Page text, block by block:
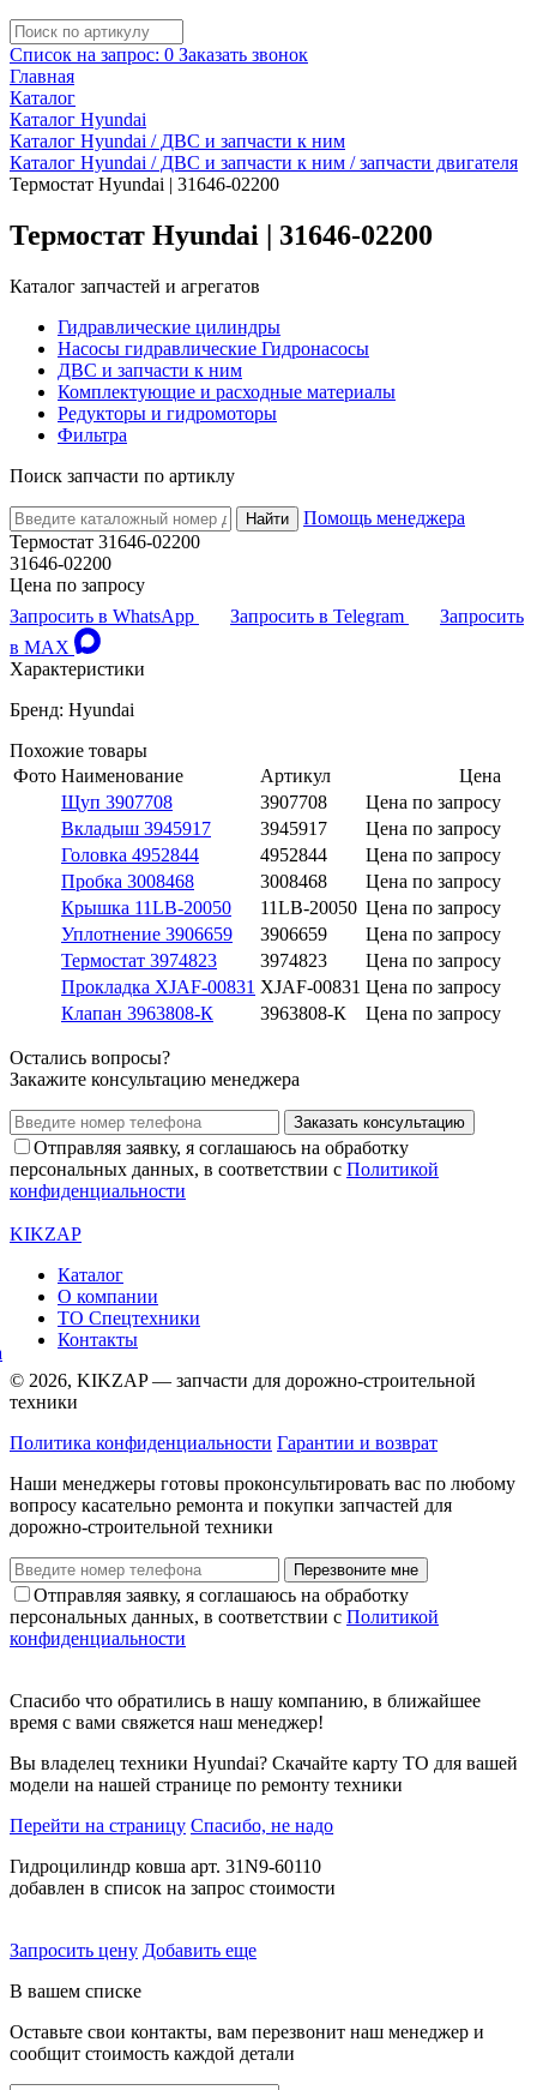
Список на запрос: 0 Заказать звонок
Главная
Каталог
Каталог Hyundai
Каталог Hyundai / ДВС и запчасти к ним
Каталог Hyundai / ДВС и запчасти к ним / запчасти двигателя
Термостат Hyundai | 31646-02200
Термостат Hyundai | 31646-02200
Каталог запчастей и агрегатов
Гидравлические цилиндры
Насосы гидравлические Гидронасосы
ДВС и запчасти к ним
Комплектующие и расходные материалы
Редукторы и гидромоторы
Фильтра
Поиск запчасти по артиклу
Найти
Помощь менеджера
Термостат 31646-02200
31646-02200
Цена по запросу
Запросить в WhatsApp
Запросить в Telegram
Запросить
в MAX
Характеристики
Бренд: Hyundai
Похожие товары
Фото Наименование Артикул
Цена
Щуп 3907708
3907708
Цена по запросу
Вкладыш 3945917
3945917
Цена по запросу
Головка 4952844
4952844
Цена по запросу
Пробка 3008468
3008468
Цена по запросу
Крышка 11LB-20050
11LB-20050 Цена по запросу
Уплотнение 3906659
3906659
Цена по запросу
Термостат 3974823
3974823
Цена по запросу
Прокладка XJAF-00831 XJAF-00831 Цена по запросу
Клапан 3963808-К
3963808-К Цена по запросу
Остались вопросы?
Закажите консультацию менеджера
Заказать консультацию
Отправляя заявку, я соглашаюсь на обработку
персональных данных, в соответствии с Политикой
конфиденциальности
KIKZAP
Каталог
О компании
ТО Спецтехники
Контакты
© 2026, KIKZAP — запчасти для дорожно-строительной
техники
Политика конфиденциальности Гарантии и возврат
Наши менеджеры готовы проконсультировать вас по любому
вопросу касательно ремонта и покупки запчастей для
дорожно-строительной техники
Перезвоните мне
Отправляя заявку, я соглашаюсь на обработку
персональных данных, в соответствии с Политикой
конфиденциальности
Спасибо что обратились в нашу компанию, в ближайшее
время с вами свяжется наш менеджер!
Вы владелец техники Hyundai? Скачайте карту ТО для вашей
модели на нашей странице по ремонту техники
Перейти на страницу Спасибо, не надо
Гидроцилиндр ковша арт. 31N9-60110
добавлен в список на запрос стоимости
Запросить цену Добавить еще
В вашем списке
Оставьте свои контакты, вам перезвонит наш менеджер и
сообщит стоимость каждой детали